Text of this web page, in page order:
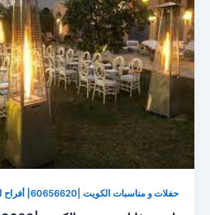
حفلات و مناسبات الكويت |60656620| أفراح الكويت